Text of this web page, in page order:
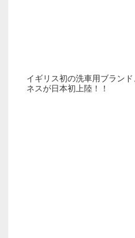
イギリス初の洗車用ブランド
ネスが日本初上陸︎！！